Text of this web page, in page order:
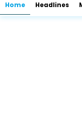
Home Headlines